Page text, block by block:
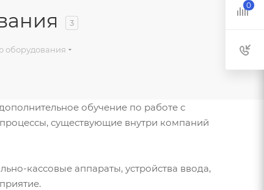
3
оборудования
обучение по работе с
существующие внутри компаний
кассовые аппараты, устройства ввода,
0